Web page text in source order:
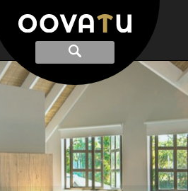
Afficher
recherche
Recherche